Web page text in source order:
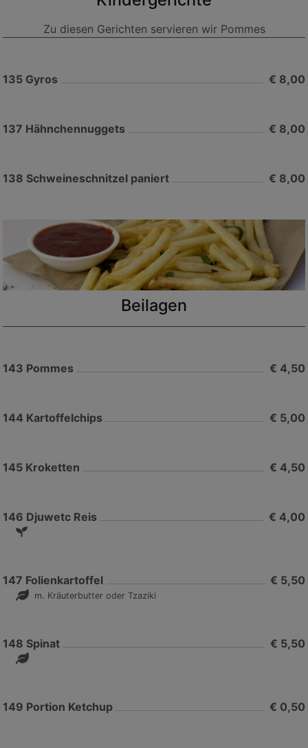
Zu diesen Gerichten servieren wir Pommes
135 Gyros € 8,00
137 Hähnchennuggets € 8,00
138 Schweineschnitzel paniert € 8,00
Beilagen
143 Pommes € 4,50
144 Kartoffelchips € 5,00
145 Kroketten € 4,50
146 Djuwetc Reis € 4,00
147 Folienkartoffel € 5,50
m. Kräuterbutter oder Tzaziki
148 Spinat € 5,50
149 Portion Ketchup € 0,50